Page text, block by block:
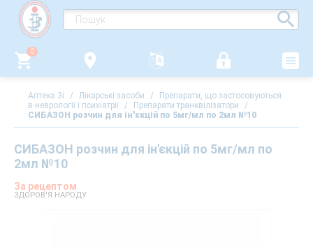
0
Аптека 3i / Лікарські засоби /
Препарати, що застосовуються
в неврології і психіатрії / Препарати транквілізатори
/
СИБАЗОН розчин для ін'єкцій по 5мг/мл по 2мл №10
СИБАЗОН розчин для ін'єкцій по 5мг/мл по
2мл №10
За рецептом
ЗДОРОВ'Я НАРОДУ